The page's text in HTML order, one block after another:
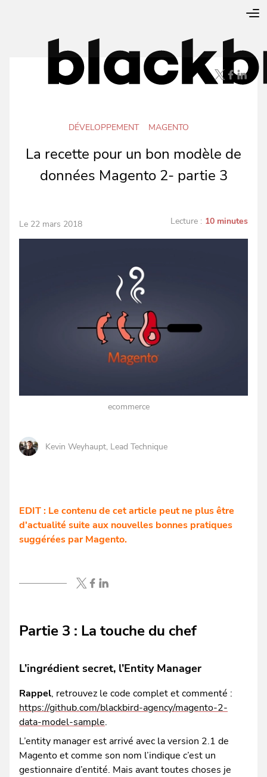
DÉVELOPPEMENT MAGENTO
La recette pour un bon modèle de
données Magento 2- partie 3
Kevin Weyhaupt, Lead Technique
Le 22 mars 2018
ecommerce
Lecture : 10 minutes
EDIT : Le contenu de cet article peut ne plus être
d'actualité suite aux nouvelles bonnes pratiques
suggérées par Magento.
Partie 3 : La touche du chef
L’ingrédient secret, l’Entity Manager
Rappel, retrouvez le code complet et commenté :
https://github.com/blackbird-agency/magento-2-
data-model-sample.
L’entity manager est arrivé avec la version 2.1 de
Magento et comme son nom l’indique c’est un
gestionnaire d’entité. Mais avant toutes choses je